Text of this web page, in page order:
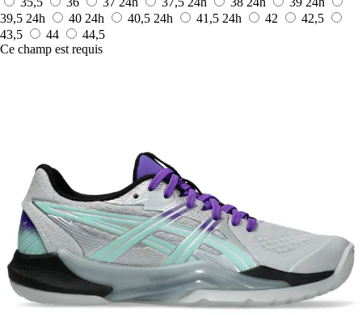
39,5 24h 40 24h 40,5 24h 41,5 24h 42
42,5
43,5
44
44,5
Ce champ est requis